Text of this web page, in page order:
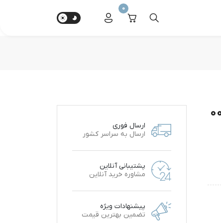
0
ارسال فوری
ارسال به سراسر کشور
پشتیبانی آنلاین
مشاوره خرید آنلاین
پیشنهادات ویژه
تضمین بهترین قیمت